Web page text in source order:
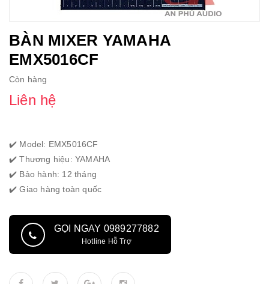
BÀN MIXER YAMAHA
EMX5016CF
Còn hàng
Liên hệ
✔️ Model: EMX5016CF
✔️ Thương hiệu: YAMAHA
✔️ Bảo hành: 12 tháng
✔️ Giao hàng toàn quốc
GỌI NGAY 0989277882
Hotline Hỗ Trợ